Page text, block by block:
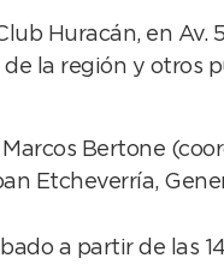
Huracán, en
la región y otros
Bertone
Etcheverría,
a partir de las